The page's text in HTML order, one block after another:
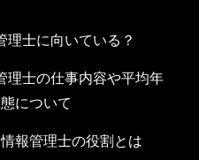
理士に向いている？
理士の仕事内容や平均年
について
報管理士の役割とは